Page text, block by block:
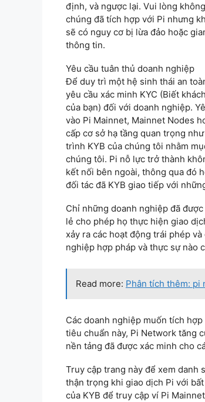
định, và ngược lại. Vui lòng
chúng đã tích hợp với Pi nhưng
sẽ có nguy cơ bị lừa đảo hoặc
thông tin.
Yêu cầu tuân thủ doanh nghiệp
Để duy trì một hệ sinh thái an
yêu cầu xác minh KYC (Biết
của bạn) đối với doanh nghiệp.
vào Pi Mainnet, Mainnet Nodes
cấp cơ sở hạ tầng quan trọng
trình KYB của chúng tôi nhằm
chúng tôi. Pi nỗ lực trở thành
kết nối bên ngoài, thông qua đó
đối tác đã KYB giao tiếp với
Chỉ những doanh nghiệp đã
lẻ cho phép họ thực hiện giao
xảy ra các hoạt động trái phép
nghiệp hợp pháp và thực sự nào
Read more: Phân tích thêm: pi
Các doanh nghiệp muốn tích
tiêu chuẩn này, Pi Network tăng
nền tảng đã được xác minh cho
Truy cập trang này để xem danh
thận trọng khi giao dịch Pi với
của KYB để truy cập ví Pi